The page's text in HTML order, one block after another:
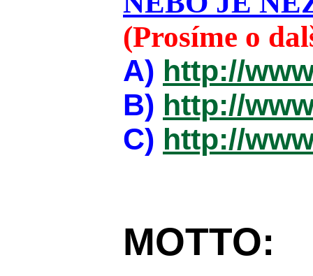
(Prosíme o
A) http://
B) http://
C) http://
MOTTO: